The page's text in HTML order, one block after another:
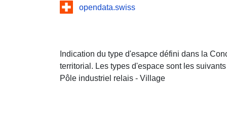
opendata.swiss
Indication du type d'esapce défini dans la
territorial. Les types d'espace sont les
Pôle industriel relais - Village